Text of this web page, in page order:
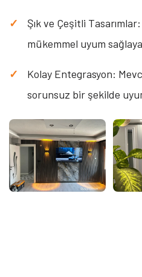
Şık ve Çeşitli
mükemmel uyum
Kolay Entegrasyon:
sorunsuz bir şekilde